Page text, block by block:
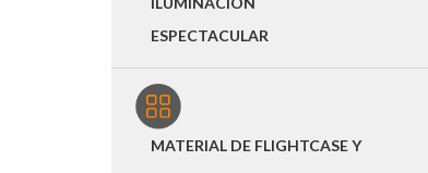
ESPECTACULAR
MATERIAL DE FLIGHTCASE Y